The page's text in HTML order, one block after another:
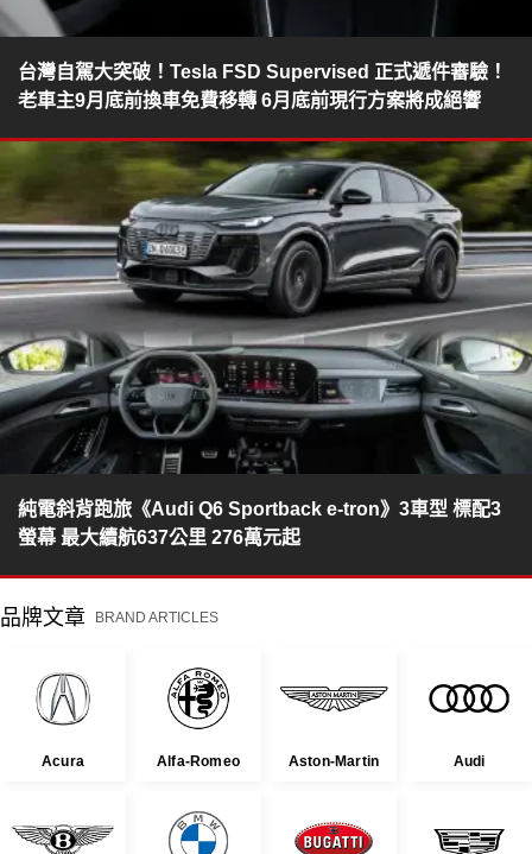
台灣自駕大突破！Tesla FSD Supervised 正式遞件審驗！
老車主9月底前換車免費移轉 6月底前現行方案將成絕響
純電斜背跑旅《Audi Q6 Sportback e-tron》3車型 標配3
螢幕 最大續航637公里 276萬元起
品牌文章 BRAND ARTICLES
Acura Alfa-Romeo Aston-Martin Audi